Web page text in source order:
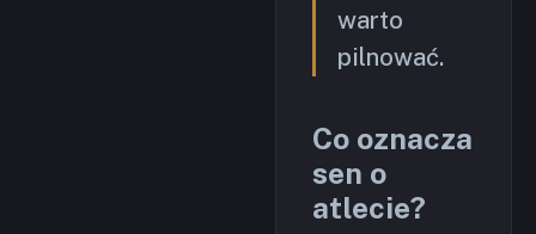
warto
pilnować.
Co oznacza
sen o
atlecie?